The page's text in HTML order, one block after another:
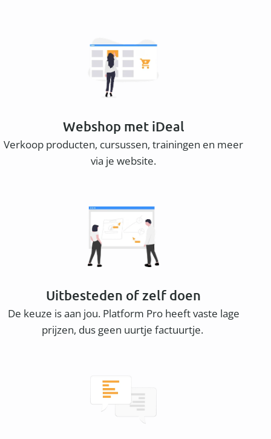
Webshop met iDeal
Verkoop producten, cursussen, trainingen en meer
via je website.
Uitbesteden of zelf doen
De keuze is aan jou. Platform Pro heeft vaste lage
prijzen, dus geen uurtje factuurtje.